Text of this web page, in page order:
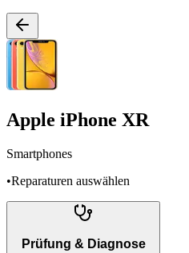
Apple iPhone XR
Smartphones
•Reparaturen auswählen
Prüfung & Diagnose